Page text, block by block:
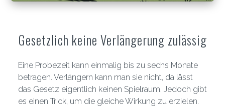
Gesetzlich keine Verlängerung zulässig
Eine Probezeit kann einmalig bis zu sechs Monate
betragen. Verlängern kann man sie nicht, da lässt
das Gesetz eigentlich keinen Spielraum. Jedoch gibt
es einen Trick, um die gleiche Wirkung zu erzielen.